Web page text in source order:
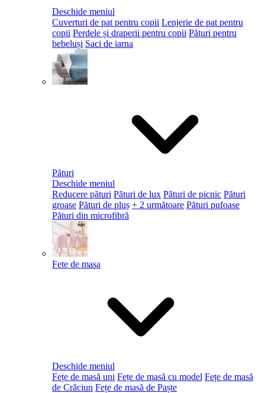
Deschide meniul
Cuverturi de pat pentru copii Lenjerie de pat pentru
copii Perdele și draperii pentru copii Pături pentru
bebeluși Saci de iarna
Pături
Deschide meniul
Reducere pături Pături de lux Pături de picnic Pături
groase Pături de pluș + 2 următoare Pături pufoase
Pături din microfibră
Fete de masa
Deschide meniul
Fețe de masă uni Fețe de masă cu model Fețe de masă
de Crăciun Fețe de masă de Paște​